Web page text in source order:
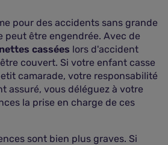
pour des accidents sans grande
peut être engendrée. Avec de
cassées lors d'accident
couvert. Si votre enfant casse
camarade, votre responsabilité
assuré, vous déléguez à votre
la prise en charge de ces
sont bien plus graves. Si